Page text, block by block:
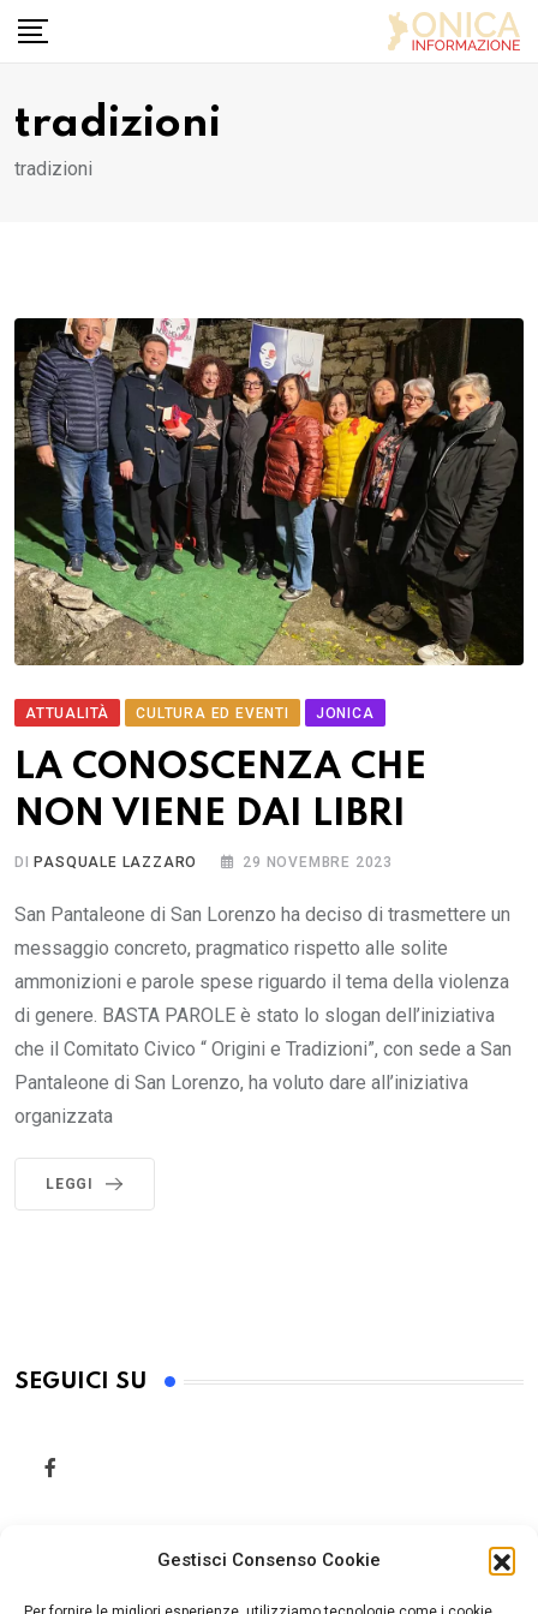
Gestisci Consenso Cookie
Skip
tradizioni
tradizioni
ATTUALITÀ CULTURA ED EVENTI JONICA
LA CONOSCENZA CHE
NON VIENE DAI LIBRI
DI PASQUALE LAZZARO 29 NOVEMBRE 2023
San Pantaleone di San Lorenzo ha deciso di trasmettere un
messaggio concreto, pragmatico rispetto alle solite
ammonizioni e parole spese riguardo il tema della violenza
di genere. BASTA PAROLE è stato lo slogan dell’iniziativa
che il Comitato Civico “ Origini e Tradizioni”, con sede a San
Pantaleone di San Lorenzo, ha voluto dare all’iniziativa
organizzata
LEGGI
SEGUICI SU